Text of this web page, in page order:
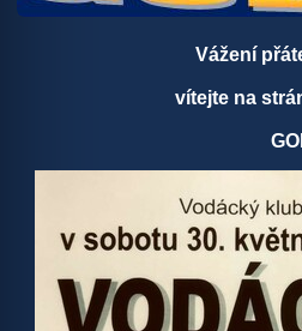
Vážení
vítejte na